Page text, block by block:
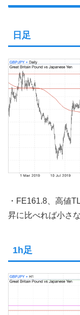
日足
・FE161.8、高値
昇に比べれば小さ
1h足